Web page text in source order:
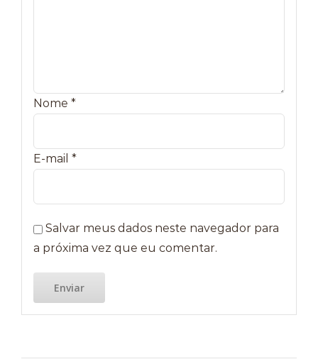
Nome *
E-mail *
Salvar meus dados neste navegador para
a próxima vez que eu comentar.